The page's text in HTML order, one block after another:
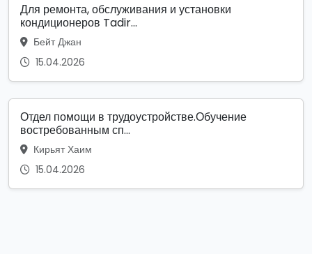
Для ремонта, обслуживания и установки
кондиционеров Tadir...
Бейт Джан
15.04.2026
Отдел помощи в трудоустройстве.Обучение
востребованным сп...
Кирьят Хаим
15.04.2026